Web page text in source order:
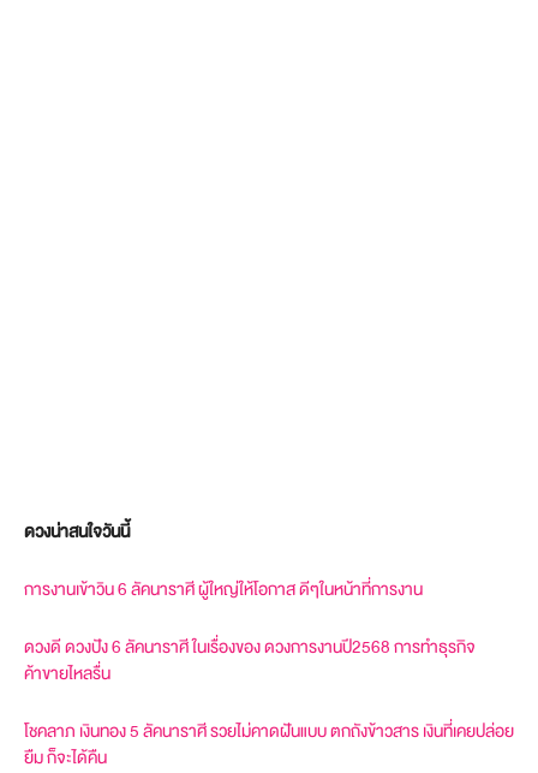
ดวงน่าสนใจวันนี้
การงานเข้าวิน 6 ลัคนาราศี ผู้ใหญ่ให้โอกาส ดีๆในหน้าที่การงาน
ดวงดี ดวงปัง 6 ลัคนาราศี ในเรื่องของ ดวงการงานปี2568 การทำธุรกิจ
ค้าขายไหลรื่น
โชคลาภ เงินทอง 5 ลัคนาราศี รวยไม่คาดฝันแบบ ตกถังข้าวสาร เงินที่เคยปล่อย
ยืม ก็จะได้คืน